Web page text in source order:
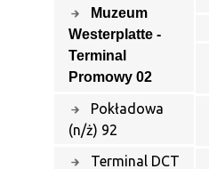
Muzeum
Westerplatte -
Terminal
Promowy 02
Pokładowa
(n/ż) 92
Terminal DCT